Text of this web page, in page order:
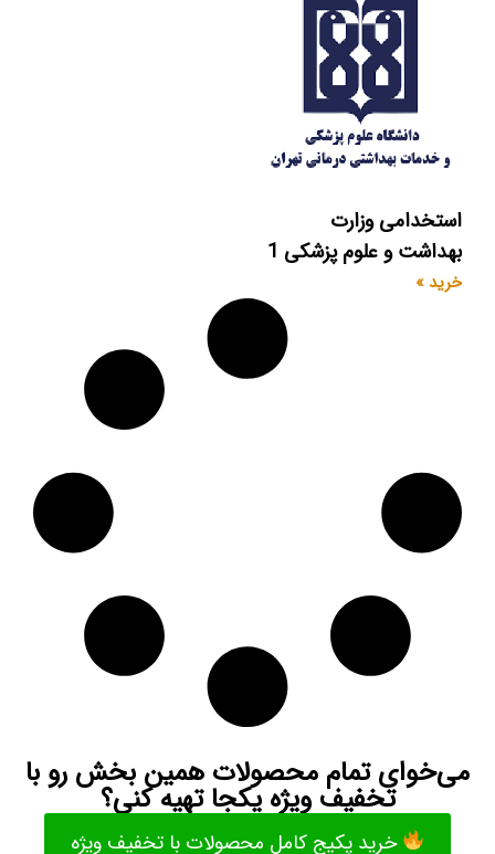
استخدامی وزارت
بهداشت و علوم پزشکی 1
خرید »
می‌خوای تمام محصولات همین بخش رو با
تخفیف ویژه یکجا تهیه کنی؟
خرید پکیج کامل محصولات با تخفیف ویژه